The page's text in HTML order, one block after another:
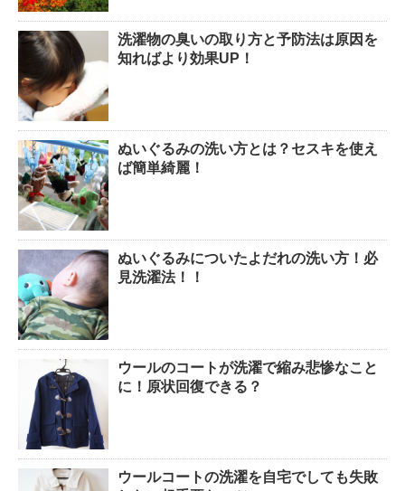
洗濯物の臭いの取り方と予防法は原因を
知ればより効果UP！
ぬいぐるみの洗い方とは？セスキを使え
ば簡単綺麗！
ぬいぐるみについたよだれの洗い方！必
見洗濯法！！
ウールのコートが洗濯で縮み悲惨なこと
に！原状回復できる？
ウールコートの洗濯を自宅でしても失敗